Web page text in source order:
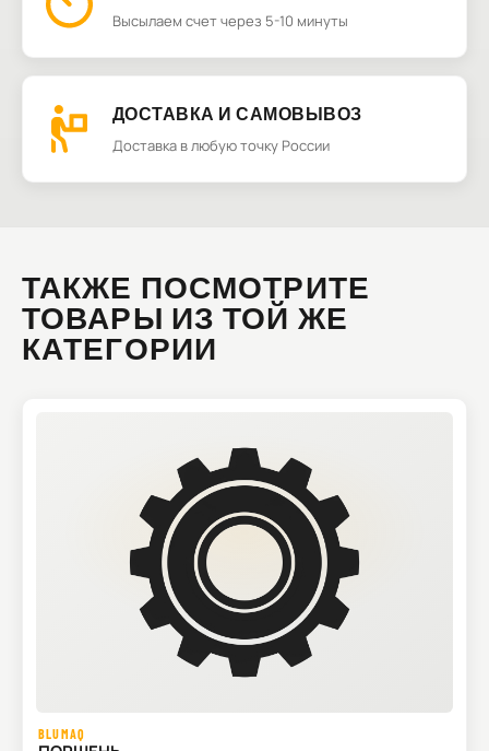
Высылаем счет через 5-10 минуты
ДОСТАВКА И САМОВЫВОЗ
Доставка в любую точку России
ТАКЖЕ ПОСМОТРИТЕ
ТОВАРЫ ИЗ ТОЙ ЖЕ
КАТЕГОРИИ
BLUMAQ